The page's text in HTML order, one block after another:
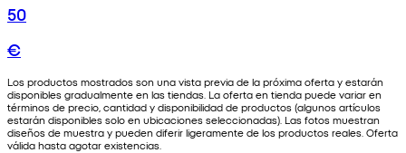
50
€
Los productos mostrados son una vista previa de la próxima oferta y estarán
disponibles gradualmente en las tiendas. La oferta en tienda puede variar en
términos de precio, cantidad y disponibilidad de productos (algunos artículos
estarán disponibles solo en ubicaciones seleccionadas). Las fotos muestran
diseños de muestra y pueden diferir ligeramente de los productos reales. Oferta
válida hasta agotar existencias.